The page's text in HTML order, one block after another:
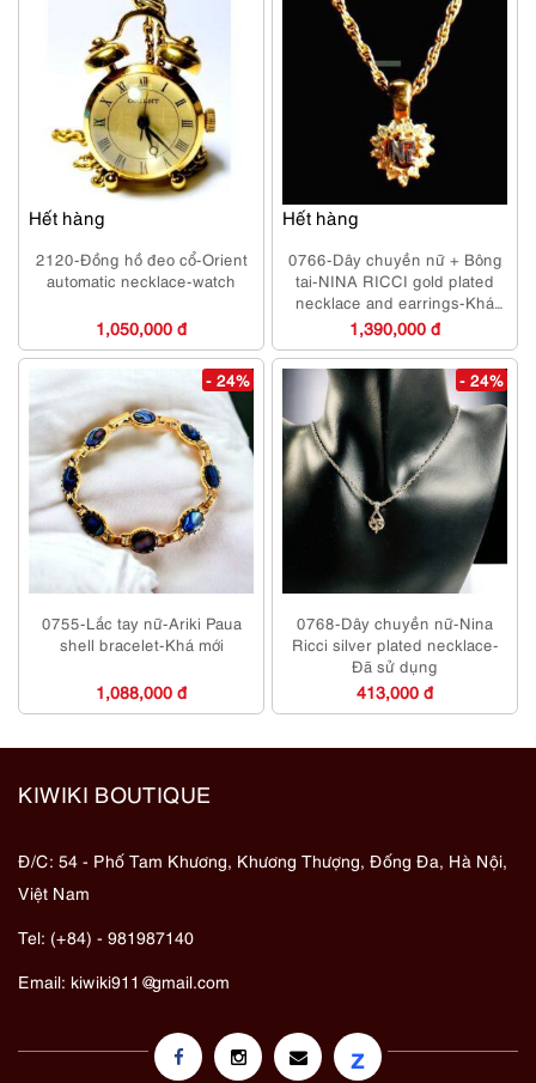
Hết hàng
2120-Đồng hồ đeo cổ-Orient
automatic necklace-watch
1,050,000 đ
Hết hàng
0766-Dây chuyền nữ + Bông
tai-NINA RICCI gold plated
necklace and earrings-Khá
mới
1,390,000 đ
- 24%
0755-Lắc tay nữ-Ariki Paua
shell bracelet-Khá mới
1,088,000 đ
- 24%
0768-Dây chuyền nữ-Nina
Ricci silver plated necklace-
Đã sử dụng
413,000 đ
KIWIKI BOUTIQUE
Đ/C: 54 - Phố Tam Khương, Khương Thượng, Đống Đa, Hà Nội,
Việt Nam
Tel: (+84) - 981987140
Email: kiwiki911@gmail.com
z